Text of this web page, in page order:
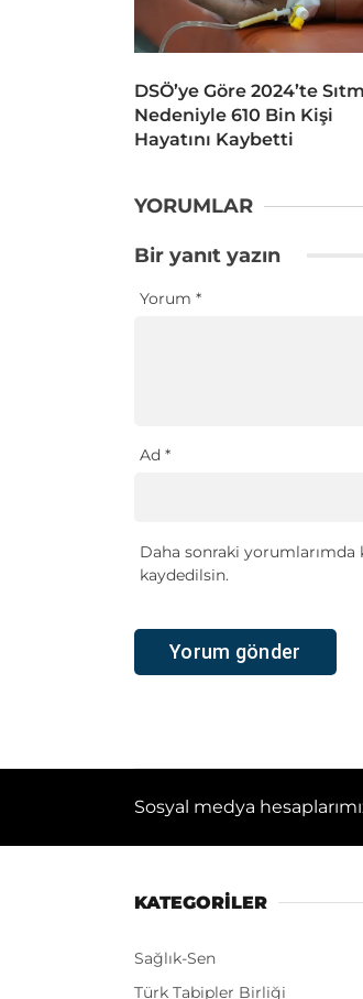
DSÖ’ye Göre 2024’te
Nedeniyle 610 Bin Kişi
Hayatını Kaybetti
YORUMLAR
Bir yanıt yazın
Yorum *
Ad *
Daha sonraki yorumlarımda
kaydedilsin.
Sosyal medya
KATEGORİLER
Sağlık-Sen
Türk Tabipler Birliği